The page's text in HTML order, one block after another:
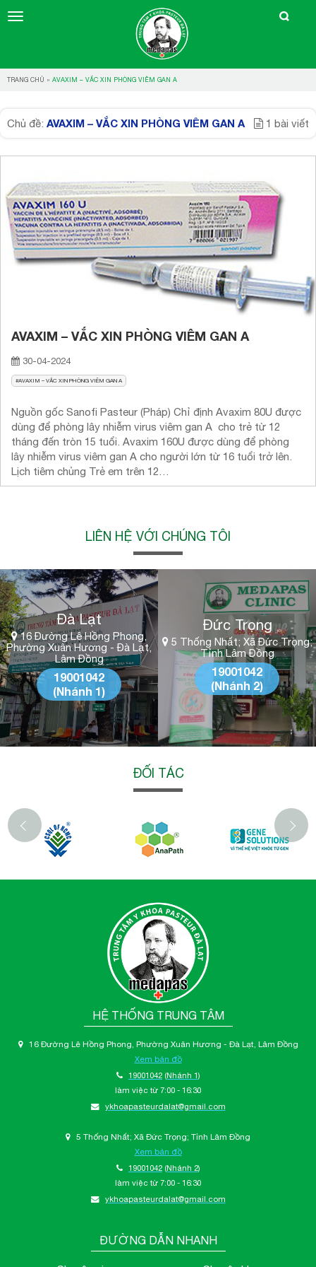
TRANG CHỦ » AVAXIM – VẮC XIN PHÒNG VIÊM GAN A
Chủ đề: AVAXIM – VẮC XIN PHÒNG VIÊM GAN A 1 bài viết
AVAXIM – VẮC XIN PHÒNG VIÊM GAN A
30-04-2024
AVAXIM – VẮC XIN PHÒNG VIÊM GAN A
Nguồn gốc Sanofi Pasteur (Pháp) Chỉ định Avaxim 80U được
dùng để phòng lây nhiễm virus viêm gan A cho trẻ từ 12
tháng đến tròn 15 tuổi. Avaxim 160U được dùng để phòng
lây nhiễm virus viêm gan A cho người lớn từ 16 tuổi trở lên.
Lịch tiêm chủng Trẻ em trên 12…
LIÊN HỆ VỚI CHÚNG TÔI
Đà Lạt
16 Đường Lê Hồng Phong,
Phường Xuân Hương - Đà Lạt,
Lâm Đồng
19001042
(Nhánh 1)
Đức Trọng
5 Thống Nhất; Xã Đức Trọng;
Tỉnh Lâm Đồng
19001042
(Nhánh 2)
ĐỐI TÁC
‹
HỆ THỐNG TRUNG TÂM
16 Đường Lê Hồng Phong, Phường Xuân Hương - Đà Lạt, Lâm Đồng
Xem bản đồ
19001042 (Nhánh 1)
làm việc từ 7:00 - 16:30
ykhoapasteurdalat@gmail.com
5 Thống Nhất; Xã Đức Trọng; Tỉnh Lâm Đồng
Xem bản đồ
19001042 (Nhánh 2)
làm việc từ 7:00 - 16:30
ykhoapasteurdalat@gmail.com
ĐƯỜNG DẪN NHANH